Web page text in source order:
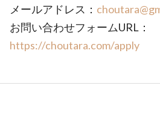
メールアドレス：
お問い合わせフォームURL：
https://choutara.com/apply